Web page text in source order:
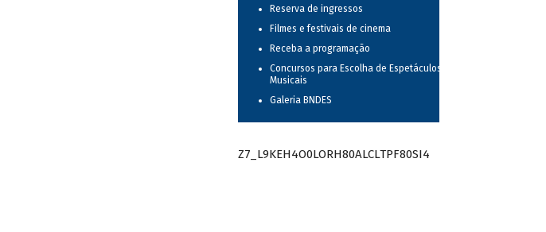
Reserva de ingressos
Filmes e festivais de cinema
Receba a programação
Concursos para Escolha de Espetáculos
Musicais
Galeria BNDES
Z7_L9KEH4O0LORH80ALCLTPF80SI4